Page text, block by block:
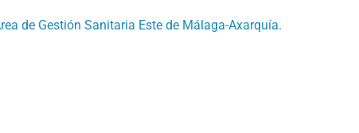
de Gestión Sanitaria Este de Málaga-Axarquía.